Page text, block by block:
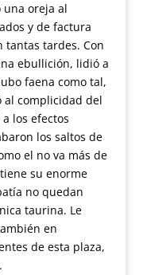
una oreja al
y de factura
tantas tardes. Con
ebullición, lidió a
faena como tal,
al complicidad del
los efectos
los saltos de
el no va más de
su enorme
no quedan
taurina. Le
en
de esta plaza,